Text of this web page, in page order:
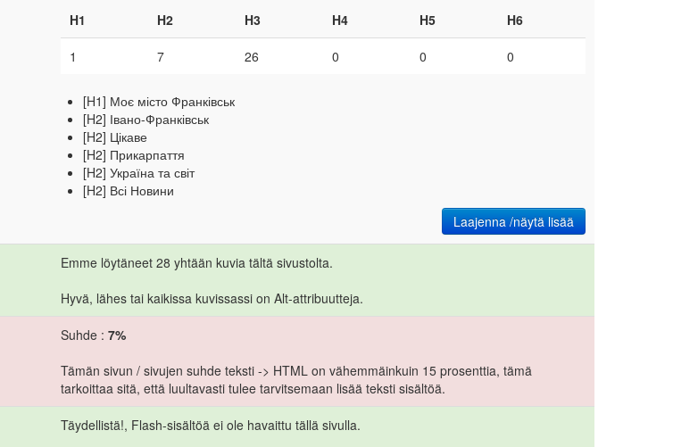
H1 H2 H3 H4 H5 H6
1 7 26 0 0 0
[H1] Моє місто Франківськ
[H2] Івано-Франківськ
[H2] Цікаве
[H2] Прикарпаття
[H2] Україна та світ
[H2] Всі Новини
Laajenna /näytä lisää
Emme löytäneet 28 yhtään kuvia tältä sivustolta.
Hyvä, lähes tai kaikissa kuvissassi on Alt-attribuutteja.
Suhde : 7%
Tämän sivun / sivujen suhde teksti -> HTML on vähemmäinkuin 15 prosenttia, tämä
tarkoittaa sitä, että luultavasti tulee tarvitsemaan lisää teksti sisältöä.
Täydellistä!, Flash-sisältöä ei ole havaittu tällä sivulla.